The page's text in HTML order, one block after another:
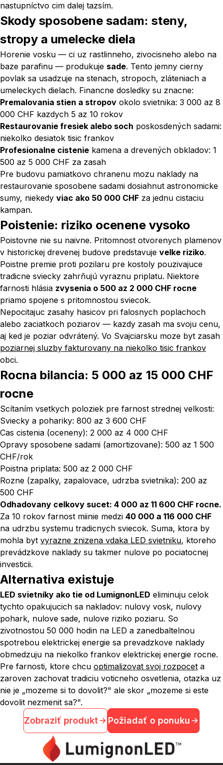
nastupníctvo cim dalej tazsím.
Skody sposobene sadam: steny,
stropy a umelecke diela
Horenie vosku — ci uz rastlinneho, zivocisneho alebo na
baze parafinu — produkuje sade. Tento jemny cierny
povlak sa usadzuje na stenach, stropoch, zláteniach a
umeleckych dielach. Financne dosledky su znacne:
Premalovania stien a stropov okolo svietnika: 3 000 az 8
000 CHF kazdych 5 az 10 rokov
Restaurovanie fresiek alebo soch poskosdených sadami:
niekolko desiatok tisic frankov
Profesionalne cistenie kamena a drevených obkladov: 1
500 az 5 000 CHF za zasah
Pre budovu pamiatkovo chranenu mozu naklady na
restaurovanie sposobene sadami dosiahnut astronomicke
sumy, niekedy viac ako 50 000 CHF za jednu cistaciu
kampan.
Poistenie: riziko ocenene vysoko
Poistovne nie su naivne. Pritomnost otvorenych plamenov
v historickej drevenej budove predstavuje velke riziko.
Poistne premie proti pozilaru pre kostoly pouzivajuce
tradicne sviecky zahrñujú vyraznu priplatu. Niektore
farnosti hlásia zvysenia o 500 az 2 000 CHF rocne
priamo spojene s pritomnostou sviecok.
Nepocitajuc zasahy hasicov pri falosnych poplachoch
alebo zaciatkoch poziarov — kazdy zasah ma svoju cenu,
aj ked je poziar odvrátený. Vo Svajciarsku moze byt zasah
poziarnej sluzby fakturovany na niekolko tisic frankov
obci.
Rocna bilancia: 5 000 az 15 000 CHF
rocne
Scítaním vsetkych poloziek pre farnost strednej velkosti:
Sviecky a pohariky: 800 az 3 600 CHF
Cas cistenia (oceneny): 2 000 az 4 000 CHF
Opravy sposobene sadami (amortizovane): 500 az 1 500
CHF/rok
Poistna priplata: 500 az 2 000 CHF
Rozne (zapalky, zapalovace, udrzba svietnika): 200 az
500 CHF
Odhadovany celkovy sucet: 4 000 az 11 600 CHF rocne.
Za 10 rokov farnost miinie medzi 40 000 a 116 000 CHF
na udrzbu systemu tradicnych sviecok. Suma, ktora by
mohla byt vyrazne znizena vdaka LED svietniku, ktoreho
prevádzkove naklady su takmer nulove po pociatocnej
investicii.
Alternativa existuje
LED svietníky ako tie od LumignonLED eliminuju celok
tychto opakujucich sa nakladov: nulovy vosk, nulovy
pohark, nulove sade, nulove riziko poziaru. So
zivotnostou 50 000 hodin na LED a zanedbaltelnou
spotrebou elektrickej energie sa prevadzkove naklady
obmedzuju na niekolko frankov elektrickej energie rocne.
Pre farnosti, ktore chcu optimalizovat svoj rozpocet a
zaroven zachovat tradiciu voticneho osvetlenia, otazka uz
nie je „mozeme si to dovolit?" ale skor „mozeme si este
dovolit nezmenit sa?".
Zobraziť produkt Požiadať o ponuku